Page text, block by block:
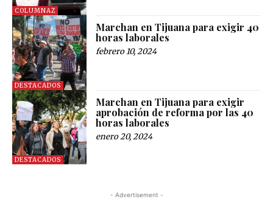
COLUMNAZ
DESTACADOS
Marchan en Tijuana para exigir 40
horas laborales
febrero 10, 2024
DESTACADOS
Marchan en Tijuana para exigir
aprobación de reforma por las 40
horas laborales
enero 20, 2024
- Advertisement -